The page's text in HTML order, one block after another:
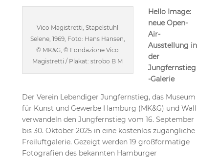
Vico Magistretti, Stapelstuhl
Selene, 1969, Foto: Hans Hansen,
© MK&G, © Fondazione Vico
Magistretti / Plakat: strobo B M
Hello Image:
neue Open-
Air-
Ausstellung in
der
Jungfernstieg
-Galerie
Der Verein Lebendiger Jungfernstieg, das Museum
für Kunst und Gewerbe Hamburg (MK&G) und Wall
verwandeln den Jungfernstieg vom 16. September
bis 30. Oktober 2025 in eine kostenlos zugängliche
Freiluftgalerie. Gezeigt werden 19 großformatige
Fotografien des bekannten Hamburger